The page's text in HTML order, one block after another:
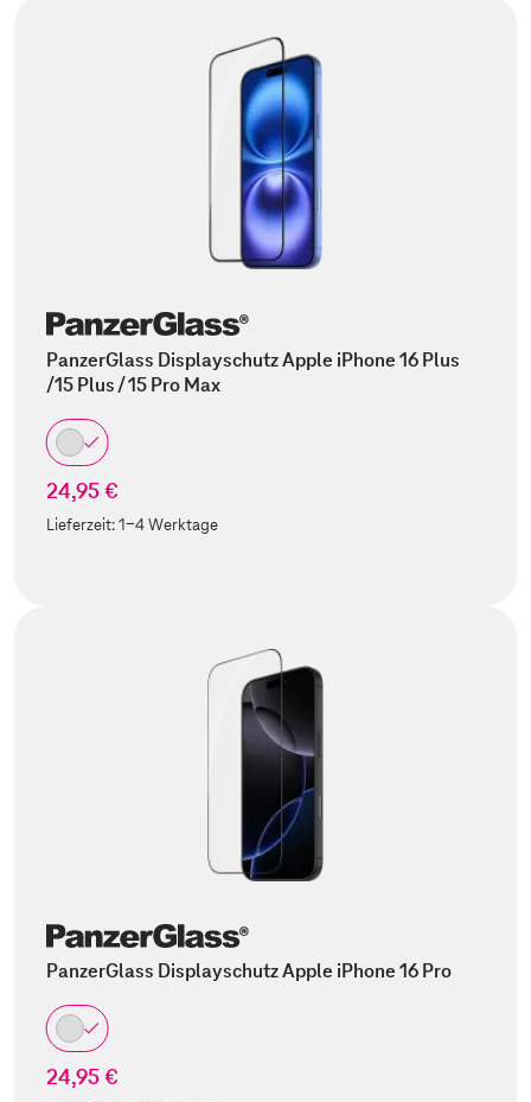
PanzerGlass Displayschutz Apple iPhone 16 Plus
/15 Plus / 15 Pro Max
24,95 €
Lieferzeit:1-4 Werktage
PanzerGlass Displayschutz Apple iPhone 16 Pro
24,95 €